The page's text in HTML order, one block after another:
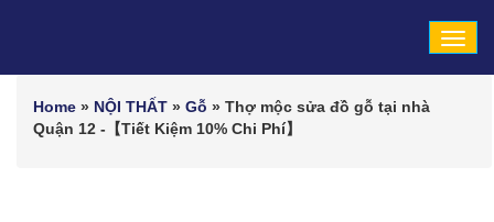
Home » NỘI THẤT » Gỗ » Thợ mộc sửa đồ gỗ tại nhà
Quận 12 -【Tiết Kiệm 10% Chi Phí】